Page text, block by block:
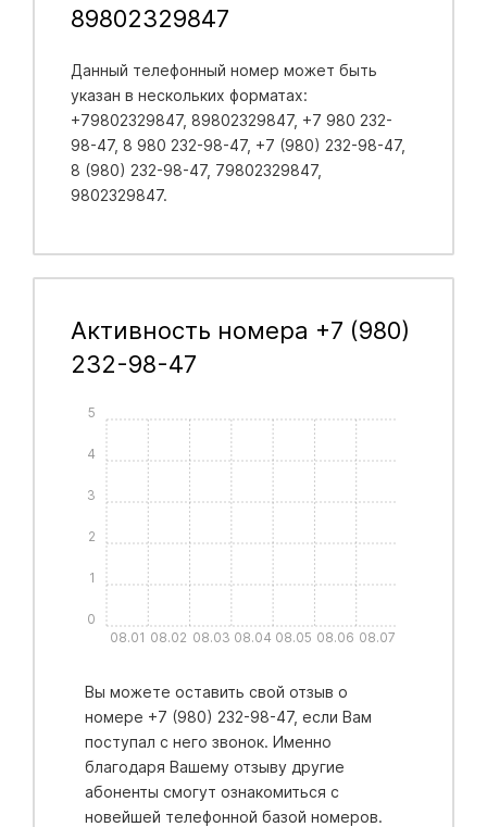
89802329847
Данный телефонный номер может быть
указан в нескольких форматах:
+79802329847, 89802329847, +7 980 232-
98-47, 8 980 232-98-47, +7 (980) 232-98-47,
8 (980) 232-98-47, 79802329847,
9802329847.
Активность номера +7 (980)
232-98-47
08.01 08.02 08.03 08.04 08.05 08.06 08.07
0
1
2
3
4
5
Вы можете оставить свой отзыв о
номере +7 (980) 232-98-47, если Вам
поступал с него звонок. Именно
благодаря Вашему отзыву другие
абоненты смогут ознакомиться с
новейшей телефонной базой номеров.